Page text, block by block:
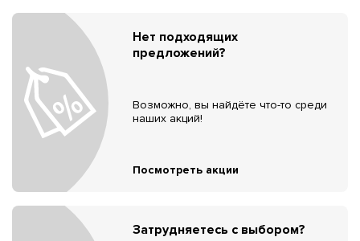
Нет подходящих
предложений?
Возможно, вы найдёте что-то среди
наших акций!
Посмотреть акции
Затрудняетесь с выбором?